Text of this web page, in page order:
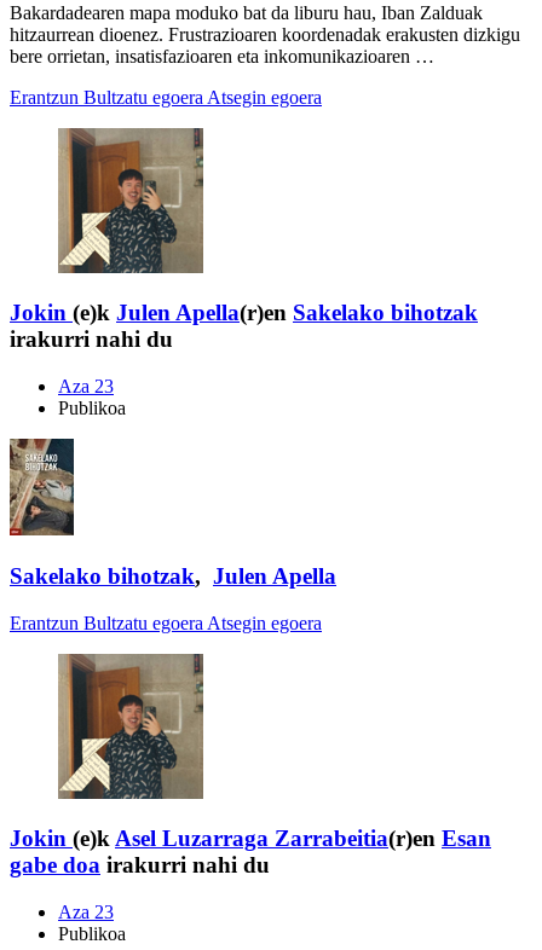
Bakardadearen mapa moduko bat da liburu hau, Iban Zalduak
hitzaurrean dioenez. Frustrazioaren koordenadak erakusten dizkigu
bere orrietan, insatisfazioaren eta inkomunikazioaren …
Erantzun Bultzatu egoera Atsegin egoera
Jokin (e)k Julen Apella(r)en Sakelako bihotzak
irakurri nahi du
Aza 23
Publikoa
Sakelako bihotzak, Julen Apella
Erantzun Bultzatu egoera Atsegin egoera
Jokin (e)kAsel Luzarraga Zarrabeitia(r)en Esan
gabe doa irakurri nahi du
Aza 23
Publikoa